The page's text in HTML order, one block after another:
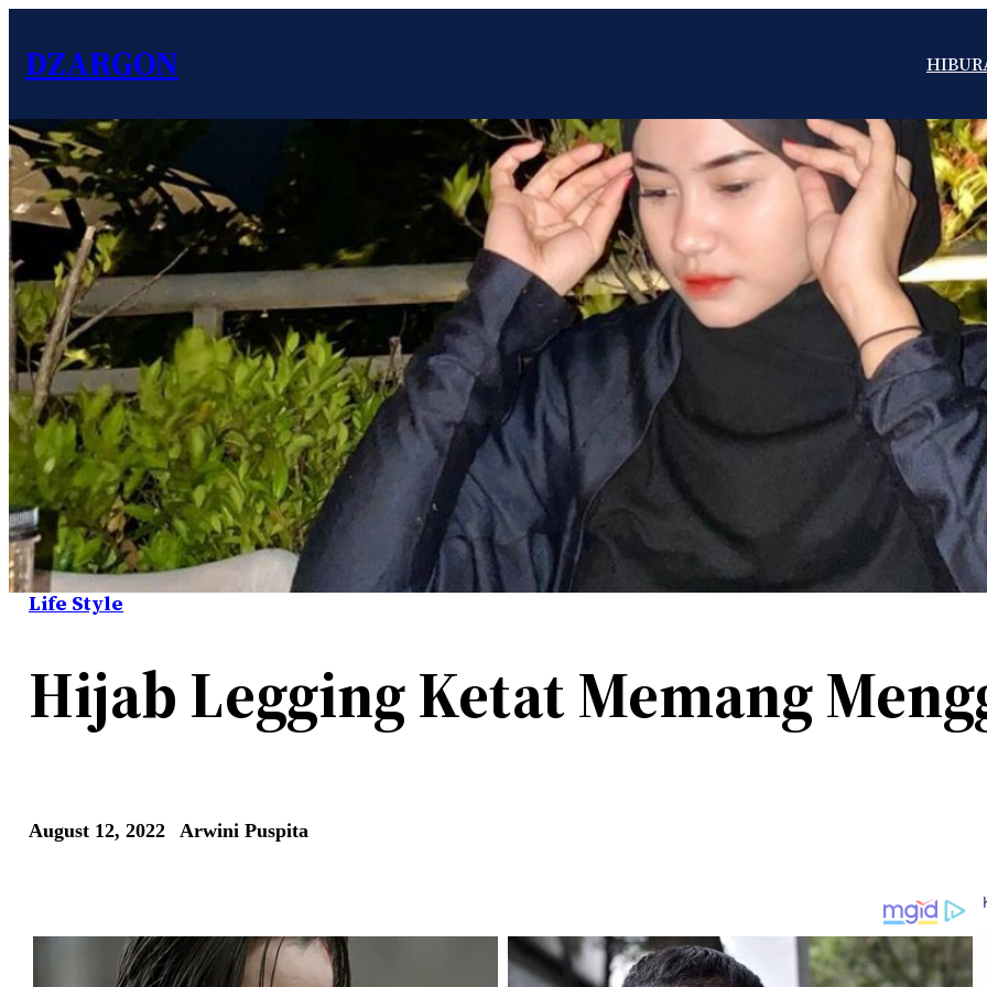
DZARGON
Life Style
Hijab Legging Ketat Memang
August 12, 2022 Arwini Puspita